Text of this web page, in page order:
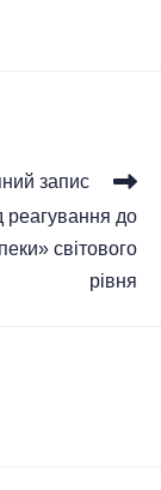
запис
реагування до
світового
рівня